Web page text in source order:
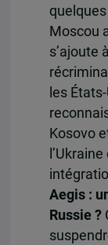
quelques
Moscou
s’ajoute
les
Kosovo
Aegis :
Russie ?